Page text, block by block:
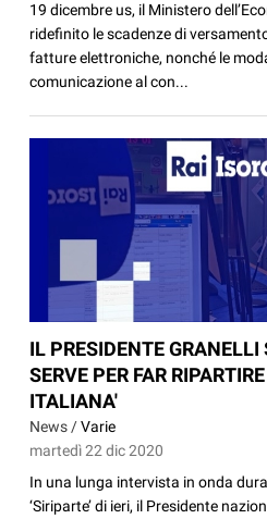
19 dicembre us, il Ministero
ridefinito le scadenze di
fatture elettroniche, nonché le
comunicazione al con...
IL PRESIDENTE GRANELLI
SERVE PER FAR
ITALIANA'
News /Varie
martedì 22 dic 2020
In una lunga intervista in onda
‘Siriparte’ di ieri, il Presidente